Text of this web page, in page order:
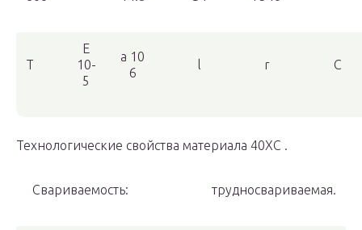
T
E
10-
5
a 10
6
l r C
Технологические свойства материала 40ХС .
Свариваемость: трудносвариваемая.